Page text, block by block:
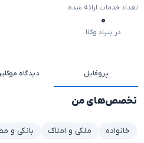
تعداد خدمات ارائه شده
۰
در بنیاد وکلا
پروفایل دیدگاه
تخصص‌های من
خانواده ملکی و املاک بانکی و